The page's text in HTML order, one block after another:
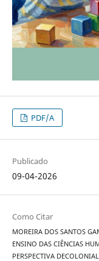
PDF/A
Publicado
09-04-2026
Como Citar
MOREIRA DOS SANTOS
ENSINO DAS CIÊNCIAS
PERSPECTIVA